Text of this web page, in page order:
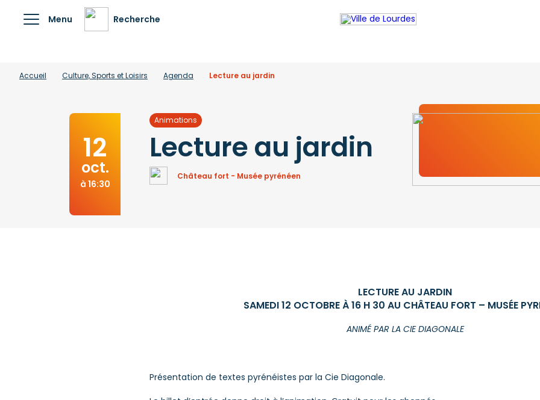
Menu Recherche
Accueil Culture, Sports et Loisirs Agenda Lecture au jardin
12
oct.
à 16:30
Animations
Lecture au jardin
Château fort - Musée pyrénéen
LECTURE AU JARDIN
SAMEDI 12 OCTOBRE À 16 H 30 AU CHÂTEAU FORT – MUSÉE
ANIMÉ PAR LA CIE DIAGONALE
Présentation de textes pyrénéistes par la Cie Diagonale.